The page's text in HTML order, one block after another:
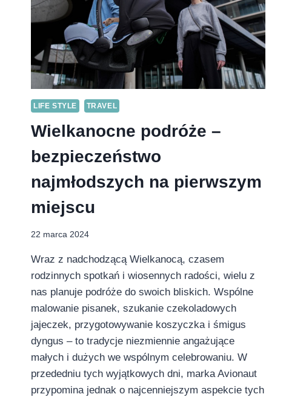
LIFE STYLE TRAVEL
Wielkanocne podróże –
bezpieczeństwo
najmłodszych na pierwszym
miejscu
22 marca 2024
Wraz z nadchodzącą Wielkanocą, czasem
rodzinnych spotkań i wiosennych radości, wielu z
nas planuje podróże do swoich bliskich. Wspólne
malowanie pisanek, szukanie czekoladowych
jajeczek, przygotowywanie koszyczka i śmigus
dyngus – to tradycje niezmiennie angażujące
małych i dużych we wspólnym celebrowaniu. W
przededniu tych wyjątkowych dni, marka Avionaut
przypomina jednak o najcenniejszym aspekcie tych